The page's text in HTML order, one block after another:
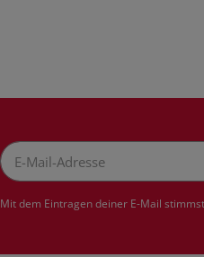
Mit dem Eintragen deiner E-Mail